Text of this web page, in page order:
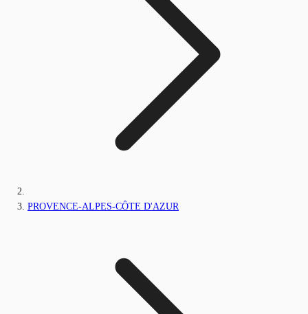
PROVENCE-ALPES-CÔTE D'AZUR